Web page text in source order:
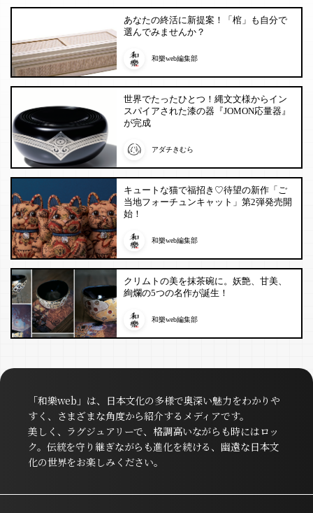
あなたの終活に新提案！「棺」も自分で
選んでみませんか？
和樂web編集部
世界でたったひとつ！縄文文様からイン
スパイアされた漆の器『JOMON応量器』
が完成
アダチきむら
キュートな猫で福招き♡待望の新作「ご
当地フォーチュンキャット」第2弾発売開
始！
和樂web編集部
クリムトの美を抹茶碗に。妖艶、甘美、
絢爛の5つの名作が誕生！
和樂web編集部
「和樂web」は、日本文化の多様で奥深い魅力をわかりや
すく、さまざまな角度から紹介するメディアです。
美しく、ラグジュアリーで、格調高いながらも時にはロッ
ク。伝統を守り継ぎながらも進化を続ける、幽遠な日本文
化の世界をお楽しみください。